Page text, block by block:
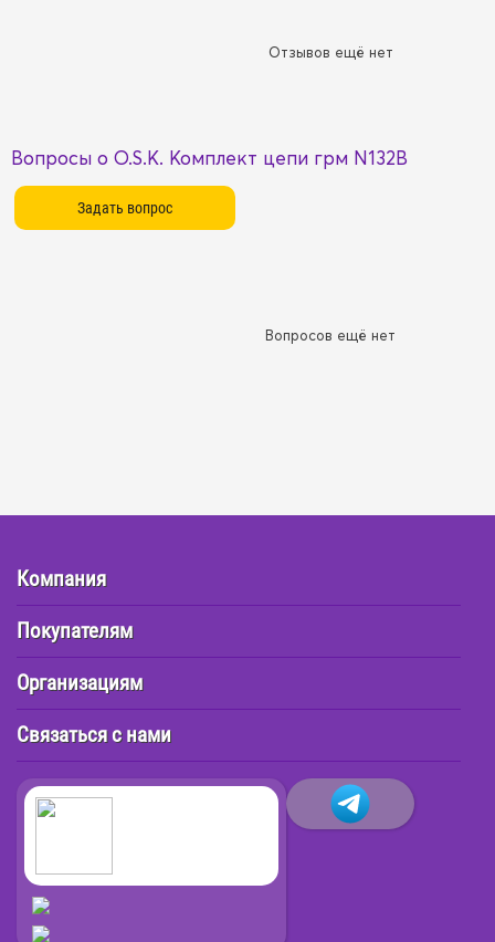
Отзывов ещё нет
Вопросы о O.S.K. Комплект цепи грм N132B
Вопросов ещё нет
Компания
Покупателям
Организациям
Связаться с нами